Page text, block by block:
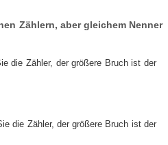
Zählern, aber gleichem Nenner
die Zähler, der größere Bruch ist der
die Zähler, der größere Bruch ist der